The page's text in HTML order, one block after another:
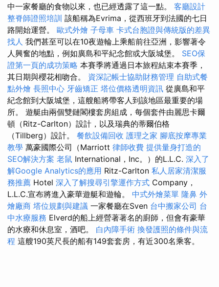
中一家餐廳的食物以來，也已經透露了這一點。 客廳設計
整脊師證照培訓 該船稱為Evrima，從西班牙到法國的七日
路開始運營。 歐式外燴 子母車 卡式台胞證與傳統版的差異
找人 我們甚至可以在10夜遊輪上乘船前往亞洲，影響著令
人興奮的地點，例如廣島和平紀念館或大阪城堡。 SEO保
證第一頁的成功策略 本賽季將通過日本旅程結束本賽季，
其日期與櫻花相吻合。 資深記帳士協助財務管理 自助式餐
點外燴 長照中心 牙齒矯正 塔位價格透明資訊 從廣島和平
紀念館到大阪城堡，這艘船將帶客人到該地區最重要的場
所。 遊艇由兩個雙鏈閣樓套房組成，每個套件由麗思卡爾
頓（Ritz-Carlton）設計，以及瑞典的蒂爾伯格
（Tillberg）設計。 餐飲設備回收 護理之家 腳底按摩專業
教學 萬豪國際公司（Marriott 律師收費 提供量身打造的
SEO解決方案 老鼠 International，Inc。）的L.L.C. 深入了
解Google Analytics的應用 Ritz-Carlton 私人居家清潔服
務推薦 Hotel 深入了解搜尋引擎運作方式 Company，
L.L.C.宣布將進入豪華遊艇和遊輪。 中式外燴菜單 隆鼻 外
燴廠商 塔位規劃與建議 一家餐廳在Sven 台中搬家公司 台
中水療服務 Elverd的船上經營著著名的廚師，但會有豪華
的水療和休息室，酒吧。 白內障手術 換發護照的條件與流
程 這艘190英尺長的船有149套套房，有近300名乘客。